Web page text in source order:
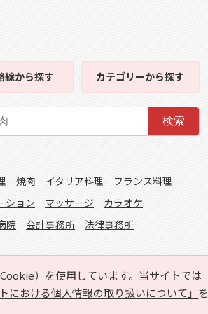
）を使用しています。当サイトでは
における個人情報の取り扱いについて」 を
線から探す カテゴリーから探す
検索
焼肉 イタリア料理
フランス料理
ション マッサージ
カラオケ
院 会計事務所 法律事務所